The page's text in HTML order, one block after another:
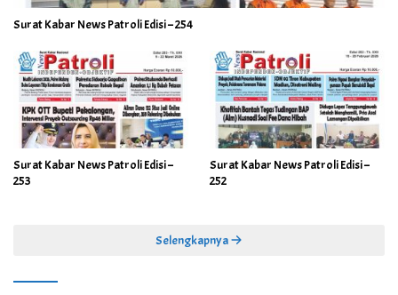
Surat Kabar News Patroli Edisi – 254
Surat Kabar News Patroli Edisi –
253
Surat Kabar News Patroli Edisi –
252
Selengkapnya